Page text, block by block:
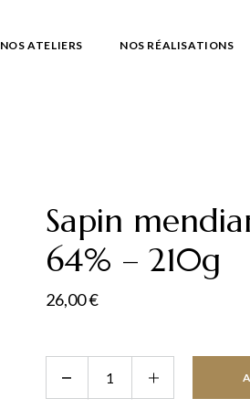
NOS ATELIERS NOS RÉALISATIONS
Sapin
64% – 210g
26,00€
Sapin mendiant chocolat noir